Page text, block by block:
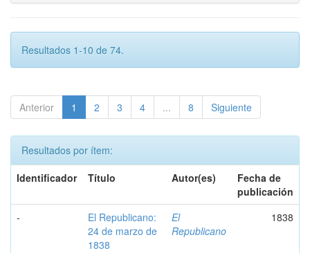
Resultados 1-10 de 74.
Anterior 1 2 3 4 ... 8 Siguiente
Resultados por ítem:
Identificador
Título Autor(es)
Fecha de
publicación
-
El Republicano:
24 de marzo de
1838
El
Republicano
1838